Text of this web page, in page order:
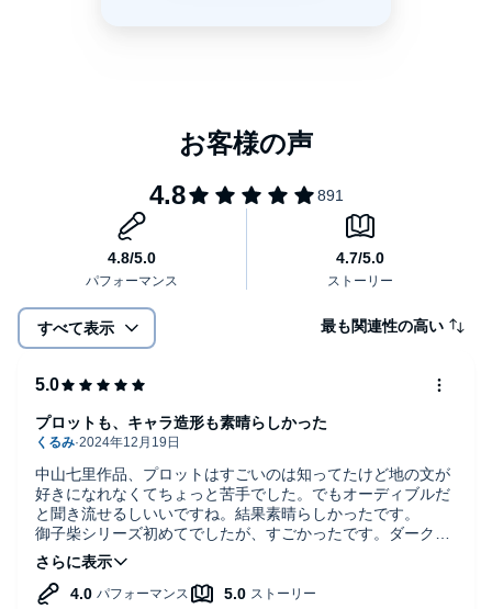
すべて表示 最も関連性の高い
中山七里作品、プロットはすごいのは知ってたけど地の文が
好きになれなくてちょっと苦手でした。でもオーディブルだ
と聞き流せるしいいですね。結果素晴らしかったです。
御子柴シリーズ初めてでしたが、すごかったです。ダークヒ
ーロー御子柴をはじめ、渡瀬や犯人像など人間がしっかり描
かれているのがやっぱりさすがでした。事件の真相も緻密か
つ重厚ですごかった。おすすめ！
プロットも、キャラ造形も素晴らしかった